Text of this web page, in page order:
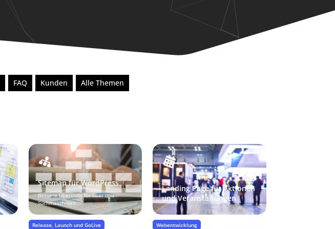
FAQ Kunden Alle Themen
Sitemap für WordPress
Bessere Übersicht für User und
Suchmaschinen
Release, Launch und GoLive
Landing Page für Aktionen
und Veranstaltungen
Webentwicklung